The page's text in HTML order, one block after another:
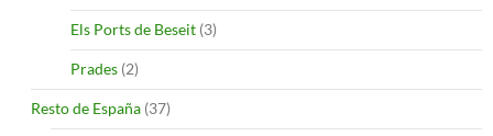
Els Ports de Beseit (3)
Prades (2)
Resto de España (37)